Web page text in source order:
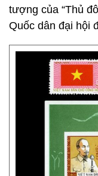
tượng của “Thủ
Quốc dân đại hội